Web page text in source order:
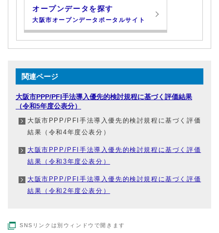
オープンデータを探す
大阪市オープンデータポータルサイト
関連ページ
大阪市PPP/PFI手法導入優先的検討規程に基づく評価結果
（令和5年度公表分）
大阪市PPP/PFI手法導入優先的検討規程に基づく評価
結果（令和4年度公表分）
大阪市PPP/PFI手法導入優先的検討規程に基づく評価
結果（令和3年度公表分）
大阪市PPP/PFI手法導入優先的検討規程に基づく評価
結果（令和2年度公表分）
SNSリンクは別ウィンドウで開きます